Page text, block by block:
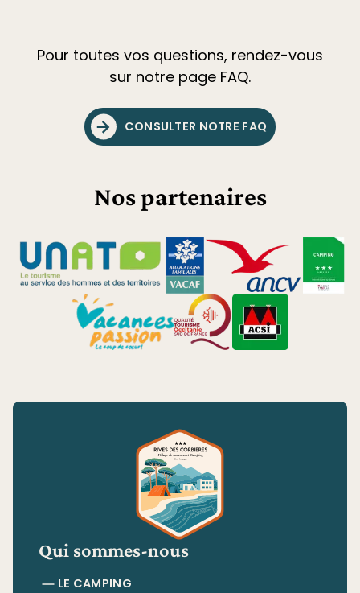
Pour toutes vos questions, rendez-vous
sur notre page FAQ.
CONSULTER NOTRE FAQ
Nos partenaires
Qui sommes-nous
LE CAMPING